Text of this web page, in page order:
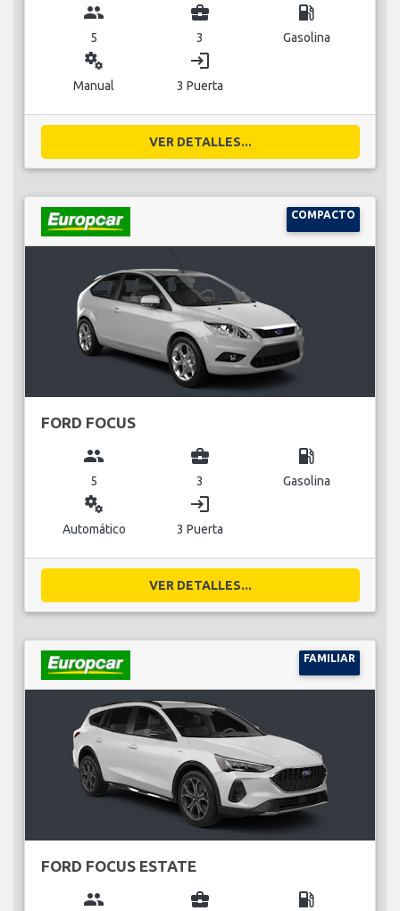
group
5
business_center
3
local_gas_station
Gasolina
miscellaneous_services
Manual
login
3 Puerta
VER DETALLES...
COMPACTO
FORD FOCUS
group
5
business_center
3
local_gas_station
Gasolina
miscellaneous_services
Automático
login
3 Puerta
VER DETALLES...
FAMILIAR
FORD FOCUS ESTATE
group business_center local_gas_station